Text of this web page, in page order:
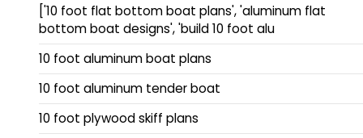
['10 foot flat bottom boat plans', 'aluminum flat
bottom boat designs', 'build 10 foot alu
10 foot aluminum boat plans
10 foot aluminum tender boat
10 foot plywood skiff plans